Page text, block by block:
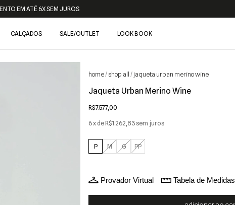
EM ATÉ 6X SEM JUROS
CALÇADOS SALE/OUTLET LOOK BOOK
/shop all / jaqueta urban merino wine
Jaqueta Urban Merino Wine
R$7.577,00
6x deR$1.262,83sem juros
P M G PP
Provador Virtual Tabela de Medidas